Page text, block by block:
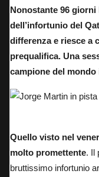
Nonostante 96 giorni
dell’infortunio del
differenza e riesce a
prequalifica. Una
campione del mondo
Quello visto nel
molto promettente. Il
bruttissimo infortunio